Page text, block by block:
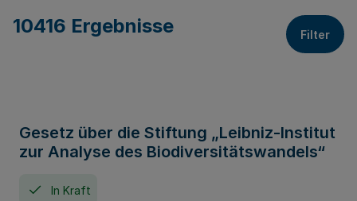
10416 Ergebnisse Filter
Gesetz über die Stiftung „Leibniz-Institut
zur Analyse des Biodiversitätswandels“
In Kraft